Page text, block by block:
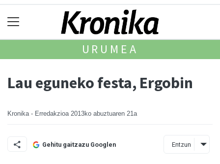
URUMEA
Lau eguneko festa, Ergobin
Kronika - Erredakzioa 2013ko abuztuaren 21a
Gehitu gaitzazu Googlen Entzun